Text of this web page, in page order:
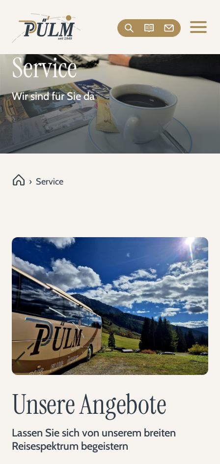
Service
Wir sind für Sie da
› Service
Unsere Angebote
Lassen Sie sich von unserem breiten
Reisespektrum begeistern